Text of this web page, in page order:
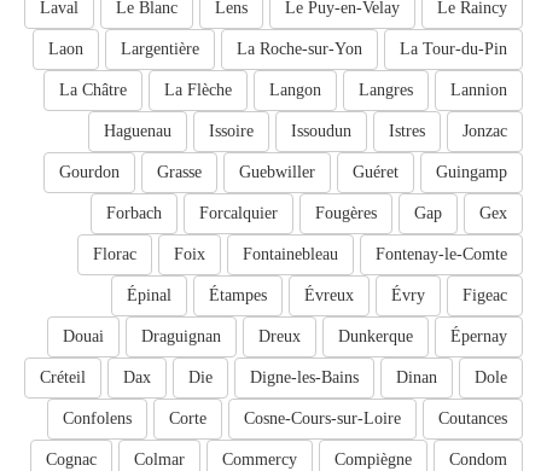
Le Raincy
Le Puy-en-Velay
Lens
Le Blanc
Laval
La Tour-du-Pin
La Roche-sur-Yon
Largentière
Laon
Lannion
Langres
Langon
La Flèche
La Châtre
Jonzac
Istres
Issoudun
Issoire
Haguenau
Guingamp
Guéret
Guebwiller
Grasse
Gourdon
Gex
Gap
Fougères
Forcalquier
Forbach
Fontenay-le-Comte
Fontainebleau
Foix
Florac
Figeac
Évry
Évreux
Étampes
Épinal
Épernay
Dunkerque
Dreux
Draguignan
Douai
Dole
Dinan
Digne-les-Bains
Die
Dax
Créteil
Coutances
Cosne-Cours-sur-Loire
Corte
Confolens
Condom
Compiègne
Commercy
Colmar
Cognac